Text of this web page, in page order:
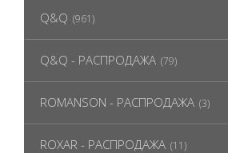
Q&Q (961)
Q&Q - РАСПРОДАЖА (79)
ROMANSON - РАСПРОДАЖА (3)
ROXAR - РАСПРОДАЖА (11)